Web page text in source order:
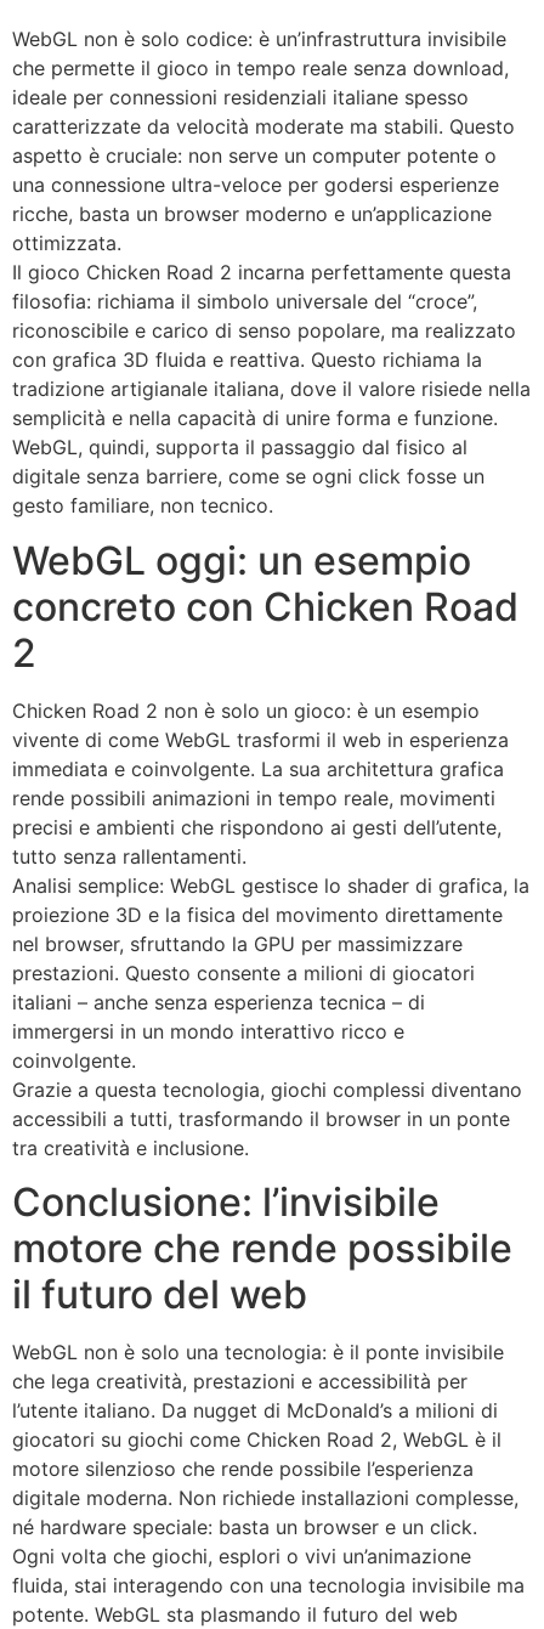
WebGL non è solo codice: è un’infrastruttura invisibile
che permette il gioco in tempo reale senza download,
ideale per connessioni residenziali italiane spesso
caratterizzate da velocità moderate ma stabili. Questo
aspetto è cruciale: non serve un computer potente o
una connessione ultra-veloce per godersi esperienze
ricche, basta un browser moderno e un’applicazione
ottimizzata.
Il gioco Chicken Road 2 incarna perfettamente questa
filosofia: richiama il simbolo universale del “croce”,
riconoscibile e carico di senso popolare, ma realizzato
con grafica 3D fluida e reattiva. Questo richiama la
tradizione artigianale italiana, dove il valore risiede nella
semplicità e nella capacità di unire forma e funzione.
WebGL, quindi, supporta il passaggio dal fisico al
digitale senza barriere, come se ogni click fosse un
gesto familiare, non tecnico.
WebGL oggi: un esempio
concreto con Chicken Road
2
Chicken Road 2 non è solo un gioco: è un esempio
vivente di come WebGL trasformi il web in esperienza
immediata e coinvolgente. La sua architettura grafica
rende possibili animazioni in tempo reale, movimenti
precisi e ambienti che rispondono ai gesti dell’utente,
tutto senza rallentamenti.
Analisi semplice: WebGL gestisce lo shader di grafica, la
proiezione 3D e la fisica del movimento direttamente
nel browser, sfruttando la GPU per massimizzare
prestazioni. Questo consente a milioni di giocatori
italiani – anche senza esperienza tecnica – di
immergersi in un mondo interattivo ricco e
coinvolgente.
Grazie a questa tecnologia, giochi complessi diventano
accessibili a tutti, trasformando il browser in un ponte
tra creatività e inclusione.
Conclusione: l’invisibile
motore che rende possibile
il futuro del web
WebGL non è solo una tecnologia: è il ponte invisibile
che lega creatività, prestazioni e accessibilità per
l’utente italiano. Da nugget di McDonald’s a milioni di
giocatori su giochi come Chicken Road 2, WebGL è il
motore silenzioso che rende possibile l’esperienza
digitale moderna. Non richiede installazioni complesse,
né hardware speciale: basta un browser e un click.
Ogni volta che giochi, esplori o vivi un’animazione
fluida, stai interagendo con una tecnologia invisibile ma
potente. WebGL sta plasmando il futuro del web